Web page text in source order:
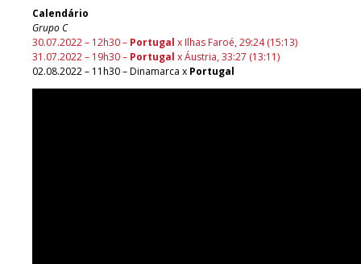
Calendário
Grupo C
30.07.2022 – 12h30 – Portugal x Ilhas Faroé, 29:24 (15:13)
31.07.2022 – 19h30 – Portugal x Áustria, 33:27 (13:11)
02.08.2022 – 11h30 – Dinamarca x Portugal